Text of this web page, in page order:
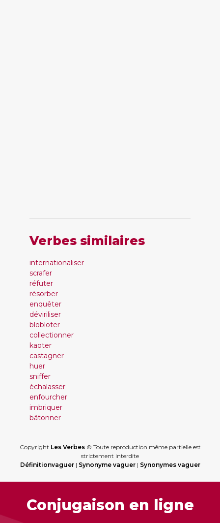
Verbes similaires
internationaliser
scrafer
réfuter
résorber
enquêter
déviriliser
blobloter
collectionner
kaoter
castagner
huer
sniffer
échalasser
enfourcher
imbriquer
bâtonner
Copyright Les Verbes© Toute reproduction même partielle est
strictement interdite
Définitionvaguer| Synonyme vaguer| Synonymes vaguer
Conjugaison en ligne